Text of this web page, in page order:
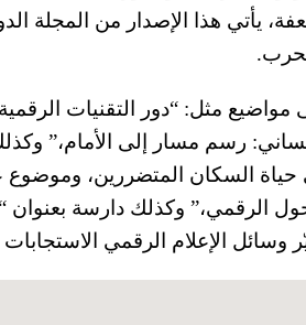
يأتي هذا الإصدار من المجلة
مواضيع مثل: “دور التقنيات
رسم مسار إلى الأمام،”
حياة السكان المتضررين،
الرقمي،” وكذلك دارسة
وسائل الإعلام الرقمي